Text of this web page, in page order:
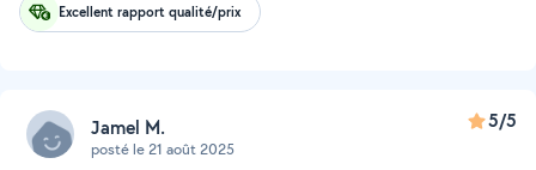
Excellent rapport qualité/prix
Jamel M.
posté le 21 août 2025
5/5